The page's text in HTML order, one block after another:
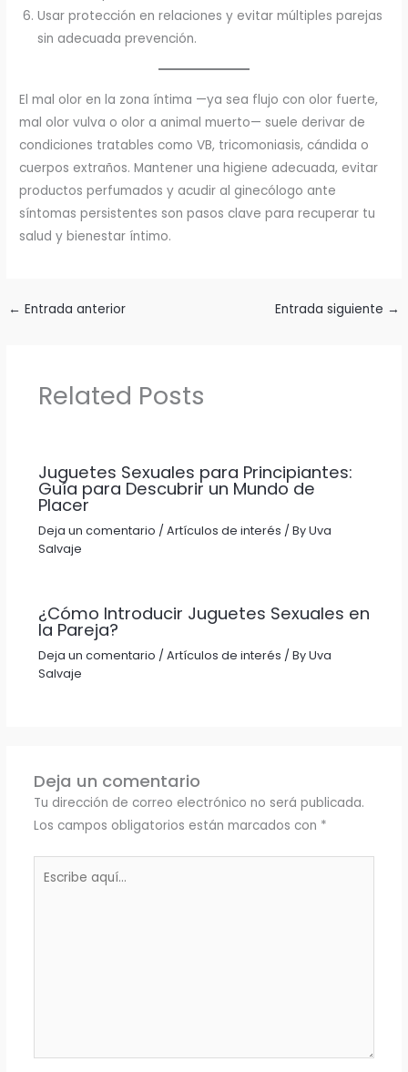
Usar protección en relaciones y evitar múltiples parejas
sin adecuada prevención.
El mal olor en la zona íntima —ya sea flujo con olor fuerte,
mal olor vulva o olor a animal muerto— suele derivar de
condiciones tratables como VB, tricomoniasis, cándida o
cuerpos extraños. Mantener una higiene adecuada, evitar
productos perfumados y acudir al ginecólogo ante
síntomas persistentes son pasos clave para recuperar tu
salud y bienestar íntimo.
← Entrada anterior Entrada siguiente →
Related Posts
Juguetes Sexuales para Principiantes:
Guía para Descubrir un Mundo de
Placer
Deja un comentario / Artículos de interés / ByUva
Salvaje
¿Cómo Introducir Juguetes Sexuales en
la Pareja?
Deja un comentario / Artículos de interés / ByUva
Salvaje
Deja un comentario
Tu dirección de correo electrónico no será publicada.
Los campos obligatorios están marcados con *